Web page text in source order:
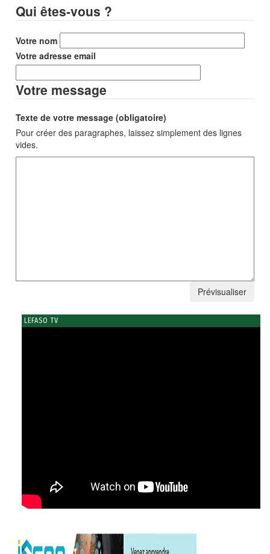
Qui êtes-vous ?
Votre nom
Votre adresse email
Votre message
Texte de votre message (obligatoire)
Pour créer des paragraphes, laissez simplement des lignes
vides.
LEFASO TV